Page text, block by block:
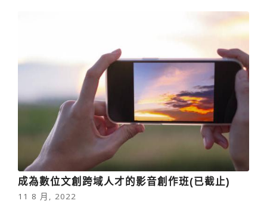
成為數位文創跨域人才的影音創作班(已截止)
11 8 月, 2022